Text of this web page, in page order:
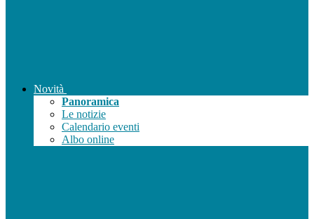
Novità
Panoramica
Le notizie
Calendario eventi
Albo online